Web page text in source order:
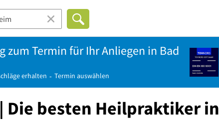
zum Termin für Ihr Anliegen in Bad
erhalten Termin auswählen
Die besten Heilpraktiker in